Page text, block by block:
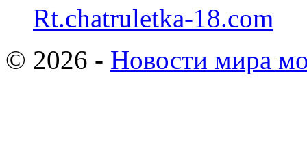
Rt.chatruletka-18.com
© 2026 - Новости мира